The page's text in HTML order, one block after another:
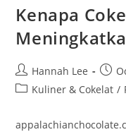
Kenapa
Post
author:
Hannah Lee
Post
PostKuliner & Cokelat /